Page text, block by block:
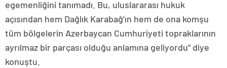
egemenliğini tanımadı. Bu, uluslararası hukuk
açısından hem Dağlık Karabağ’ın hem de ona komşu
tüm bölgelerin Azerbaycan Cumhuriyeti topraklarının
ayrılmaz bir parçası olduğu anlamına geliyordu” diye
konuştu.